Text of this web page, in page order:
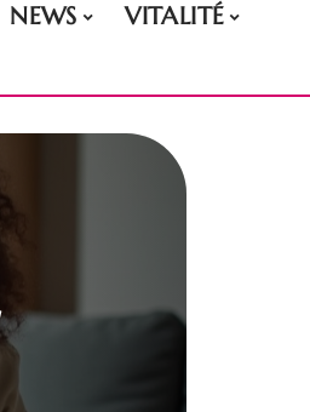
NEWS
VITALITÉ